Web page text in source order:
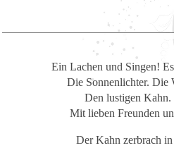
Ein Lachen und Singen!
Die Sonnenlichter. Die
Den lustigen Kahn.
Mit lieben Freunden
Der Kahn zerbrach